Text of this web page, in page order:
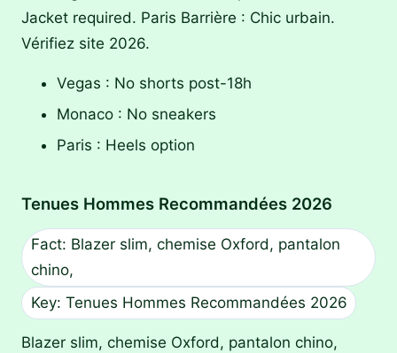
Jacket required. Paris Barrière : Chic urbain.
Vérifiez site 2026.
Vegas : No shorts post-18h
Monaco : No sneakers
Paris : Heels option
Tenues Hommes Recommandées 2026
Fact: Blazer slim, chemise Oxford, pantalon
chino,
Key: Tenues Hommes Recommandées 2026
Blazer slim, chemise Oxford, pantalon chino,